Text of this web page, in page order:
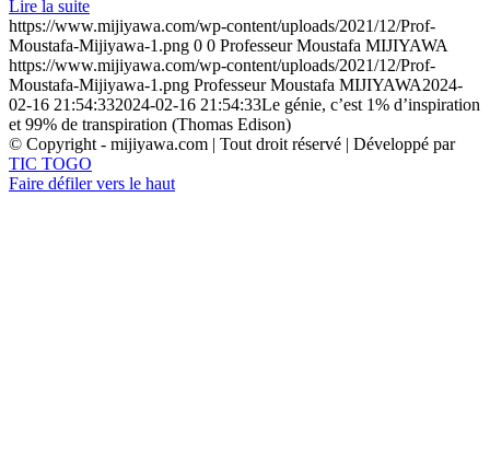
Lire la suite
https://www.mijiyawa.com/wp-content/uploads/2021/12/Prof-
Moustafa-Mijiyawa-1.png 0 0 Professeur Moustafa MIJIYAWA
https://www.mijiyawa.com/wp-content/uploads/2021/12/Prof-
Moustafa-Mijiyawa-1.png Professeur Moustafa MIJIYAWA2024-
02-16 21:54:332024-02-16 21:54:33Le génie, c’est 1% d’inspiration
et 99% de transpiration (Thomas Edison)
© Copyright - mijiyawa.com | Tout droit réservé | Développé par
TIC TOGO
Faire défiler vers le haut